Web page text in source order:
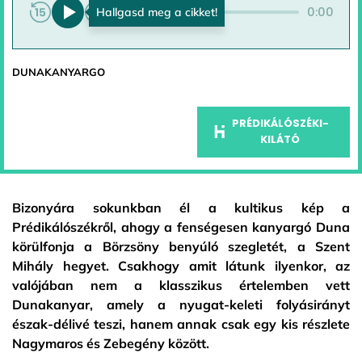
0:00 0:00
DUNAKANYARGO
PRÉDIKÁLÓSZÉKI-
KILÁTÓ
Bizonyára sokunkban él a kultikus kép a
Prédikálószékről, ahogy a fenségesen kanyargó Duna
körülfonja a Börzsöny benyúló szegletét, a Szent
Mihály hegyet. Csakhogy amit látunk ilyenkor, az
valójában nem a klasszikus értelemben vett
Dunakanyar, amely a nyugat-keleti folyásirányt
észak-délivé teszi, hanem annak csak egy kis részlete
Nagymaros és Zebegény között.